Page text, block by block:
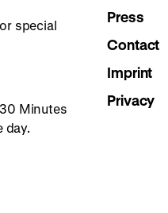
special
Minutes
day.
Press
Contact
Imprint
Privacy